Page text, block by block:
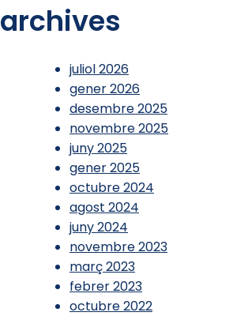
archives
juliol 2026
gener 2026
desembre 2025
novembre 2025
juny 2025
gener 2025
octubre 2024
agost 2024
juny 2024
novembre 2023
març 2023
febrer 2023
octubre 2022